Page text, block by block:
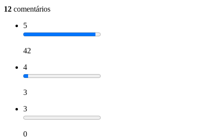
12 comentários
5
42
4
3
3
0